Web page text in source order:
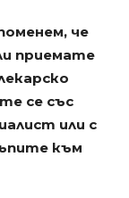
че
приемате
се със
или с
към